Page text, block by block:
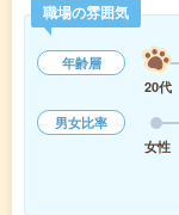
職場の雰囲気
年齢層
20代
男女比率
女性